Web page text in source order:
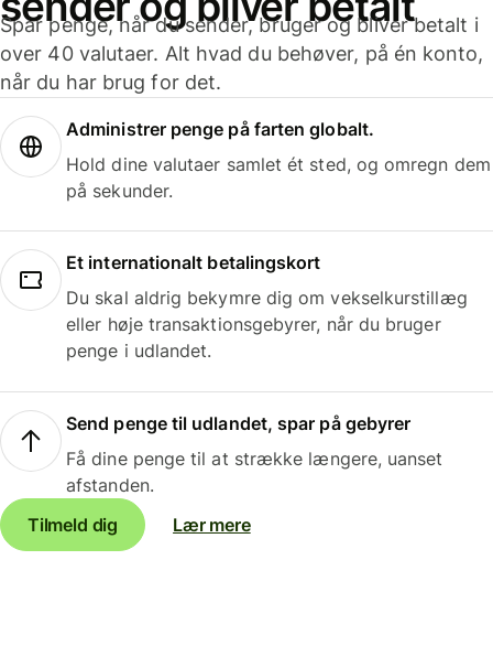
Spar penge, når du sender, bruger og bliver betalt i
over 40 valutaer. Alt hvad du behøver, på én konto,
når du har brug for det.
Administrer penge på farten globalt.
Hold dine valutaer samlet ét sted, og omregn dem
på sekunder.
Et internationalt betalingskort
Du skal aldrig bekymre dig om vekselkurstillæg
eller høje transaktionsgebyrer, når du bruger
penge i udlandet.
Send penge til udlandet, spar på gebyrer
Få dine penge til at strække længere, uanset
afstanden.
Tilmeld dig
Lær mere